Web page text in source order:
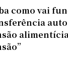
como vai